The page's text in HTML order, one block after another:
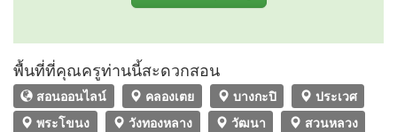
พื้นที่ที่คุณครูท่านนี้สะดวกสอน
สอนออนไลน์ คลองเตย บางกะปิ
ประเวศ
พระโขนง
วังทองหลาง วัฒนา
สวนหลวง